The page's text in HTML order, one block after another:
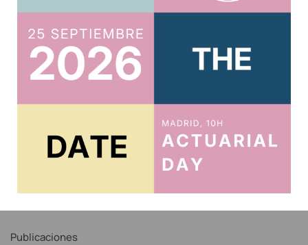
Usuario
Acreditar CPD 2025
Acceso al Área Privada
Acceso Correo IAE
Servicios
Publicaciones